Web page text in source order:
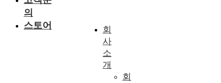
의
스토어
회
사
소
개
회